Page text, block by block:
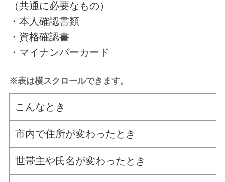
（共通に必要なもの）
・本人確認書類
・資格確認書
・マイナンバーカード
※表は横スクロールできます。
こんなとき
市内で住所が変わったとき
世帯主や氏名が変わったとき